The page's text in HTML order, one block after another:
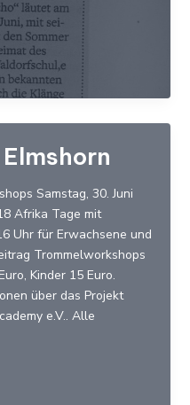
Samstag, 30. Juni
Afrika Tage mit
Uhr für Erwachsene und
Trommelworkshops
Kinder 15 Euro.
über das Projekt
e.V.. Alle